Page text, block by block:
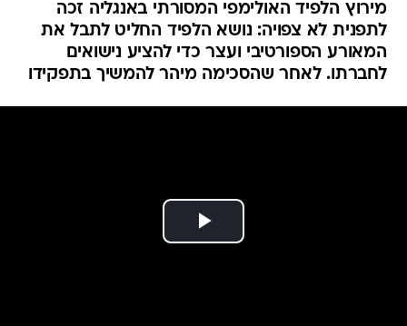
מירוץ הלפיד האולימפי המסורתי באנגליה זכה
לתפנית לא צפויה: נושא הלפיד החליט לתבל את
המאורע הספורטיבי ועצר כדי להציע נישואים
לחברתו. לאחר שהסכימה מיהר להמשיך בתפקידו